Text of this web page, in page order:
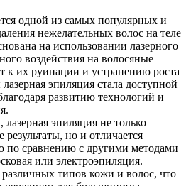
одной из самых популярных и
нежелательных волос на теле
на использовании лазерного
воздействия на волосяные
к их руинации и устранению роста
эпиляция стала доступной
развитию технологий и
эпиляция не только
результаты, но и отличается
по сравнению с другими методами
или электроэпиляция.
типов кожи и волос, что